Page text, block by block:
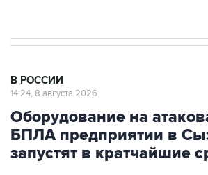
В РОССИИ
14:24, 8 августа 2026
Оборудование на
БПЛА предприятии в
запустят в кратчайшие